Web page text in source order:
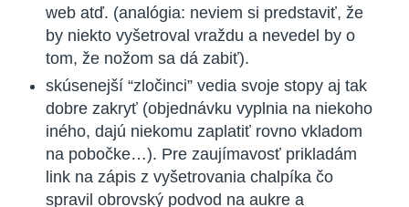
web atď. (analógia: neviem si predstaviť, že
by niekto vyšetroval vraždu a nevedel by o
tom, že nožom sa dá zabiť).
skúsenejší “zločinci” vedia svoje stopy aj tak
dobre zakryť (objednávku vyplnia na niekoho
iného, dajú niekomu zaplatiť rovno vkladom
na pobočke…). Pre zaujímavosť prikladám
link na zápis z vyšetrovania chalpíka čo
spravil obrovský podvod na aukre a